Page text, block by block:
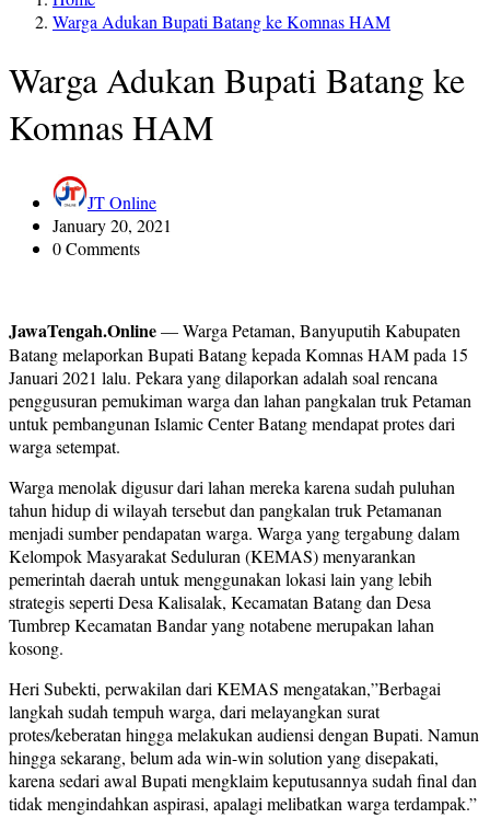
Warga Adukan Bupati Batang ke Komnas HAM
Warga Adukan Bupati Batang ke
Komnas HAM
JT Online
January 20, 2021
0 Comments
JawaTengah.Online— Warga Petaman, Banyuputih Kabupaten
Batang melaporkan Bupati Batang kepada Komnas HAM pada 15
Januari 2021 lalu. Pekara yang dilaporkan adalah soal rencana
penggusuran pemukiman warga dan lahan pangkalan truk Petaman
untuk pembangunan Islamic Center Batang mendapat protes dari
warga setempat.
Warga menolak digusur dari lahan mereka karena sudah puluhan
tahun hidup di wilayah tersebut dan pangkalan truk Petamanan
menjadi sumber pendapatan warga. Warga yang tergabung dalam
Kelompok Masyarakat Seduluran (KEMAS) menyarankan
pemerintah daerah untuk menggunakan lokasi lain yang lebih
strategis seperti Desa Kalisalak, Kecamatan Batang dan Desa
Tumbrep Kecamatan Bandar yang notabene merupakan lahan
kosong.
Heri Subekti, perwakilan dari KEMAS mengatakan,”Berbagai
langkah sudah tempuh warga, dari melayangkan surat
protes/keberatan hingga melakukan audiensi dengan Bupati. Namun
hingga sekarang, belum ada win-win solution yang disepakati,
karena sedari awal Bupati mengklaim keputusannya sudah final dan
tidak mengindahkan aspirasi, apalagi melibatkan warga terdampak.”